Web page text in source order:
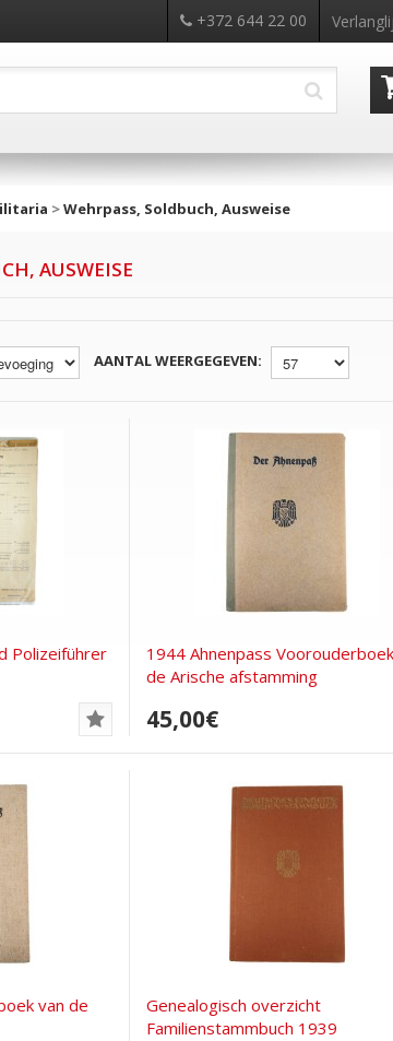
+372 644 22 00
>Wehrpass, Soldbuch, Ausweise
AUSWEISE
AANTAL WEERGEGEVEN:
Polizeiführer
1944 Ahnenpass
de Arische afstamming
45,00€
van de
Genealogisch overzicht
Familienstammbuch 1939